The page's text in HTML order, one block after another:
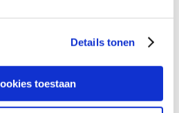
Details tonen
toestaan
gezag, omgevingsdiensten,
projectjuristen